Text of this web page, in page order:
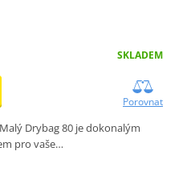
SKLADEM
Porovnat
Drybag 80 je dokonalým
pro vaše…